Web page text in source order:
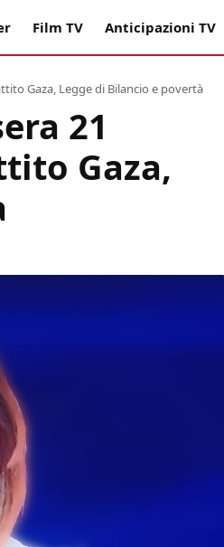
Film TV Anticipazioni TV
Gaza, Legge di Bilancio e povertà
21
Gaza,